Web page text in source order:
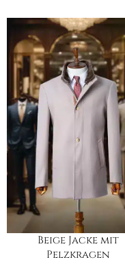
Beige Jacke mit
Pelzkragen